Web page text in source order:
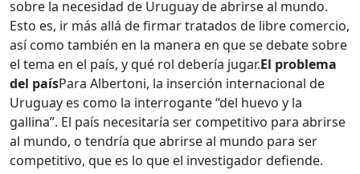
sobre la necesidad de Uruguay de abrirse al mundo.
Esto es, ir más allá de firmar tratados de libre comercio,
así como también en la manera en que se debate sobre
el tema en el país, y qué rol debería jugar.El problema
del paísPara Albertoni, la inserción internacional de
Uruguay es como la interrogante “del huevo y la
gallina”. El país necesitaría ser competitivo para abrirse
al mundo, o tendría que abrirse al mundo para ser
competitivo, que es lo que el investigador defiende.